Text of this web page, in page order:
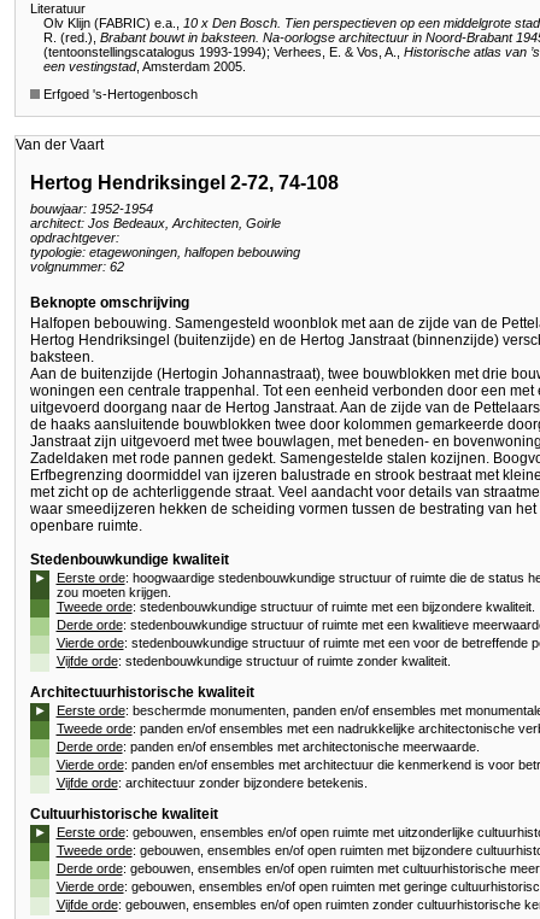
Literatuur
Olv Klijn (FABRIC) e.a., 10 x Den Bosch. Tien perspectieven op een middelgrote stad
R. (red.), Brabant bouwt in baksteen. Na-oorlogse architectuur in Noord-Brabant
(tentoonstellingscatalogus 1993-1994); Verhees, E. & Vos, A., Historische atlas van
een vestingstad, Amsterdam 2005.
Erfgoed 's-Hertogenbosch
Van der Vaart
Hertog Hendriksingel 2-72, 74-108
bouwjaar: 1952-1954
architect: Jos Bedeaux, Architecten, Goirle
opdrachtgever:
typologie: etagewoningen, halfopen bebouwing
volgnummer: 62
Beknopte omschrijving
Halfopen bebouwing. Samengesteld woonblok met aan de zijde van de
Hertog Hendriksingel (buitenzijde) en de Hertog Janstraat (binnenzijde)
baksteen.
Aan de buitenzijde (Hertogin Johannastraat), twee bouwblokken met drie
woningen een centrale trappenhal. Tot een eenheid verbonden door een
uitgevoerd doorgang naar de Hertog Janstraat. Aan de zijde van de
de haaks aansluitende bouwblokken twee door kolommen gemarkeerde
Janstraat zijn uitgevoerd met twee bouwlagen, met beneden- en
Zadeldaken met rode pannen gedekt. Samengestelde stalen kozijnen.
Erfbegrenzing doormiddel van ijzeren balustrade en strook bestraat met
met zicht op de achterliggende straat. Veel aandacht voor details van
waar smeedijzeren hekken de scheiding vormen tussen de bestrating van
openbare ruimte.
Stedenbouwkundige kwaliteit
► Eerste orde: hoogwaardige stedenbouwkundige structuur of ruimte die de status
zou moeten krijgen.
Tweede orde: stedenbouwkundige structuur of ruimte met een bijzondere kwaliteit.
Derde orde: stedenbouwkundige structuur of ruimte met een kwalitieve
Vierde orde: stedenbouwkundige structuur of ruimte met een voor de betreffende
Vijfde orde: stedenbouwkundige structuur of ruimte zonder kwaliteit.
Architectuurhistorische kwaliteit
► Eerste orde: beschermde monumenten, panden en/of ensembles met
Tweede orde: panden en/of ensembles met een nadrukkelijke architectonische
Derde orde: panden en/of ensembles met architectonische meerwaarde.
Vierde orde: panden en/of ensembles met architectuur die kenmerkend is voor
Vijfde orde: architectuur zonder bijzondere betekenis.
Cultuurhistorische kwaliteit
► Eerste orde: gebouwen, ensembles en/of open ruimte met uitzonderlijke
Tweede orde: gebouwen, ensembles en/of open ruimten met bijzondere
Derde orde: gebouwen, ensembles en/of open ruimten met cultuurhistorische
Vierde orde: gebouwen, ensembles en/of open ruimten met geringe
Vijfde orde: gebouwen, ensembles en/of open ruimten zonder cultuurhistorische